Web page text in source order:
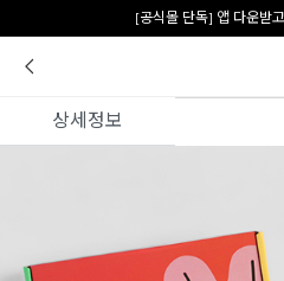
카카오 플친 추가하면1
상세정보